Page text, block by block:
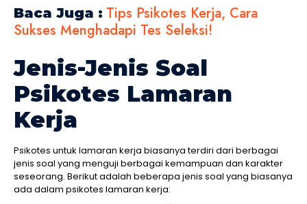
Baca Juga : Tips Psikotes Kerja, Cara
Sukses Menghadapi Tes Seleksi!
Jenis-Jenis Soal
Psikotes Lamaran
Kerja
Psikotes untuk lamaran kerja biasanya terdiri dari berbagai
jenis soal yang menguji berbagai kemampuan dan karakter
seseorang. Berikut adalah beberapa jenis soal yang biasanya
ada dalam psikotes lamaran kerja: